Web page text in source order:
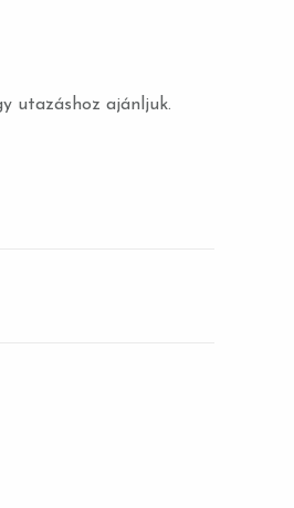
utazáshoz ajánljuk.